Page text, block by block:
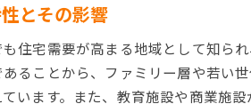
とその影響
住宅需要が高まる地域として知ら
ることから、ファミリー層や若い
います。また、教育施設や商業施